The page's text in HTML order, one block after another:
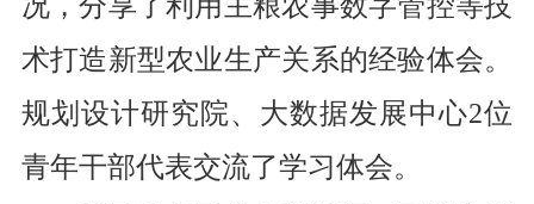
术打造新型农业生产关系的经验体会。
规划设计研究院、大数据发展中心2位
青年干部代表交流了学习体会。